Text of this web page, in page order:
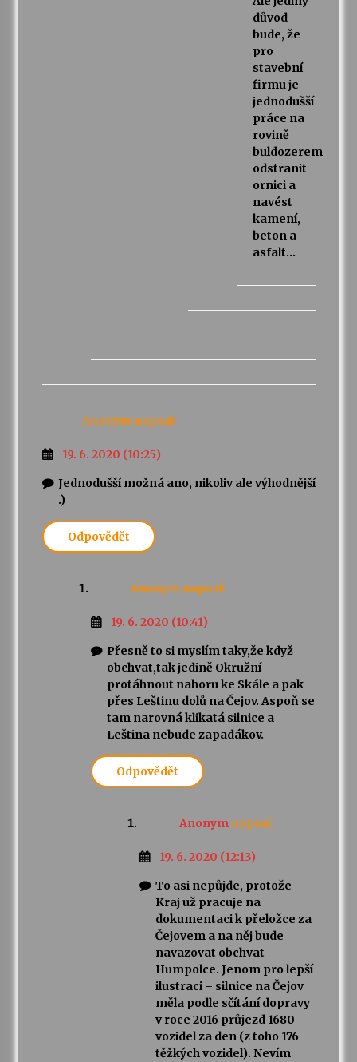
důvod
bude, že
pro
stavební
firmu je
jednodušší
práce na
rovině
buldozerem
odstranit
ornici a
navést
kamení,
beton a
asfalt…
Anonym napsal:
19. 6. 2020 (10:25)
Jednodušší možná ano, nikoliv ale výhodnější
.)
Odpovědět
Anonym napsal:
19. 6. 2020 (10:41)
Přesně to si myslím taky,že když
obchvat,tak jedině Okružní
protáhnout nahoru ke Skále a pak
přes Leštinu dolů na Čejov. Aspoň se
tam narovná klikatá silnice a
Leština nebude zapadákov.
Odpovědět
Anonym napsal:
19. 6. 2020 (12:13)
To asi nepůjde, protože
Kraj už pracuje na
dokumentaci k přeložce za
Čejovem a na něj bude
navazovat obchvat
Humpolce. Jenom pro lepší
ilustraci – silnice na Čejov
měla podle sčítání dopravy
v roce 2016 průjezd 1680
vozidel za den (z toho 176
těžkých vozidel). Nevím